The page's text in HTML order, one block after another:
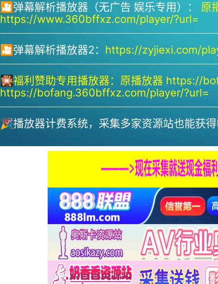
🎦弹幕解析播放器（无广告 娱乐专用）： 原
https://www.360bffxz.com/player/?url=
🎦弹幕解析播放器2： https://zyjiexi.com/
🎇福利赞助专用播放器： 原播放器 https://
https://bofang.360bffxz.com/player/?url=
🎉播放器计费系统，采集多家资源站也能获